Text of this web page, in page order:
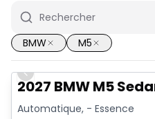
BMW M5
Previous slide
2027 BMW M5
Automatique, - Essence